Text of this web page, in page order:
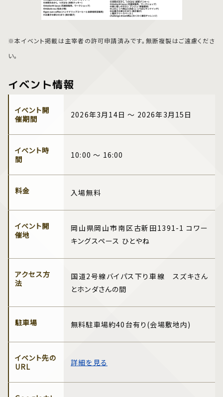
※本イベント掲載は主宰者の許可申請済みです。無断複製はご遠慮くださ
い。
イベント情報
イベント開
催期間
2026年3月14日 ～ 2026年3月15日
イベント時
間
10:00 ～ 16:00
料金 入場無料
イベント開
催地
岡山県岡山市南区古新田1391-1 コワー
キングスペース ひとやね
アクセス方
法
国道2号線バイパス下り車線 スズキさん
とホンダさんの間
駐車場 無料駐車場約40台有り(会場敷地内)
イベント先の
URL
詳細を見る